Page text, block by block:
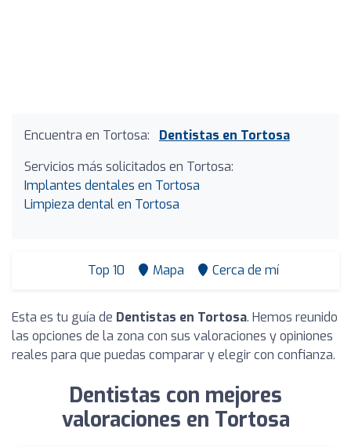
Encuentra en Tortosa:
Dentistas en Tortosa
Servicios más solicitados en Tortosa:
Implantes dentales en Tortosa
Limpieza dental en Tortosa
Top 10 Mapa Cerca de mí
Esta es tu guía de Dentistas en Tortosa. Hemos reunido
las opciones de la zona con sus valoraciones y opiniones
reales para que puedas comparar y elegir con confianza.
Dentistas con mejores
valoraciones en Tortosa